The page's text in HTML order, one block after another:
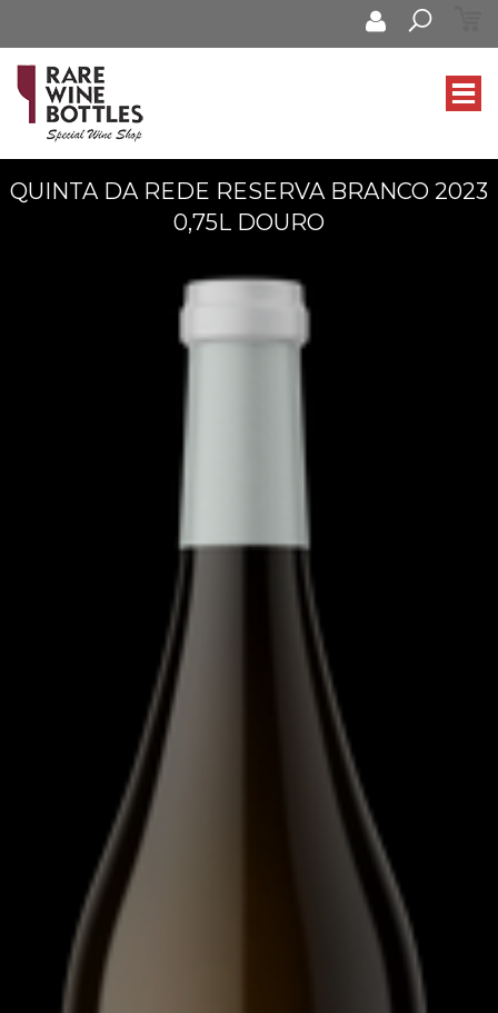
QUINTA DA REDE RESERVA BRANCO 2023
0,75L DOURO